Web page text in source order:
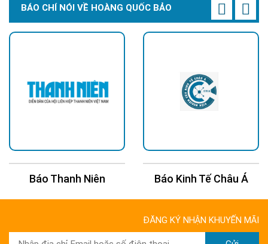
BÁO CHÍ NÓI VỀ HOÀNG QUỐC BẢO
Báo Thanh Niên Báo Kinh Tế Châu Á
ĐĂNG KÝ NHẬN KHUYẾN MÃI